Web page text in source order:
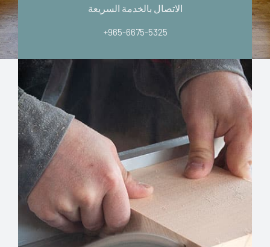
الاتصال بالخدمة السريعة
+965-6675-5325